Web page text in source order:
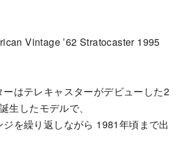
Vintage ’62 Stratocaster 1995
ーはテレキャスターがデビューした2
生したモデルで、
を繰り返しながら 1981年頃まで出